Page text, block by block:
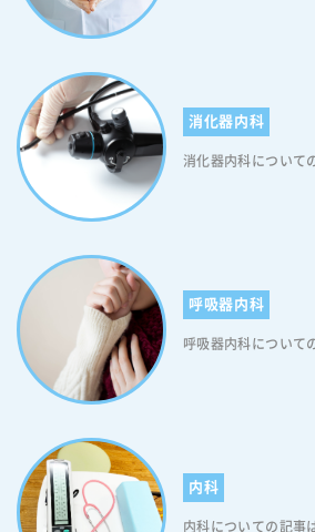
症状を食後高血糖といいます。食後に血糖値が
糖をエネルギーに変えるインスリンが大量に
感を感じたり、イライラしやすくなったりし
際は、血糖値の急上昇を起こさないように気を
下、血糖値の急上昇を起こさないための対策で
ち急降下する現象は「血糖値スパイク」と呼ばれてい
による食後の眠気を解消するために1】ゆっくり
食いは食べすぎの原因となるほか、急激な血糖
べるスピードは非常に重要なのです。食事を
による食後の眠気を解消するために2】野菜類から食
ら先に食べることで食後の血糖値の上昇が緩
菜や豆類などで少しお腹をふくらませておく
すこともできます。ですので、食事をする際
る 脂質はカロリーが高いので敬遠されがちですが、実は消化吸収に時間
体で食べるより血糖値の上昇を抑えることができます。 【
食後の眠気を解消するために4】規則正しく３食を食べる 1
正しく食べているときには「血糖値スパイク」
朝食を抜くと昼食のあとに「血糖値スパイク」
消化器内科
消化器内科について
呼吸器内科
呼吸器内科について
内科
内科についての記事